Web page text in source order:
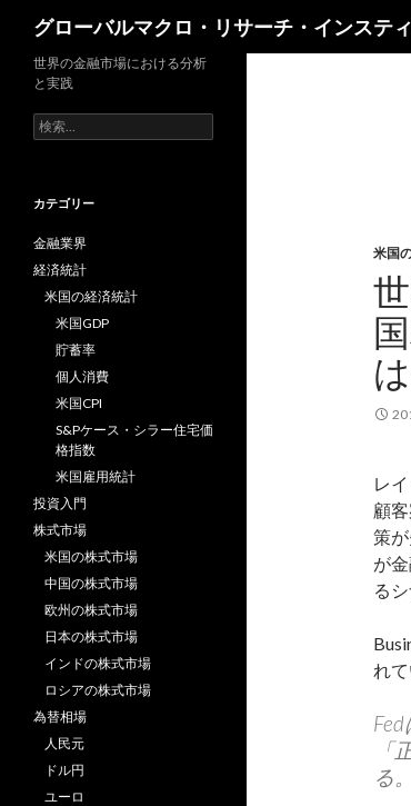
グローバルマクロ・リサーチ・インステ
米国
レ
顧
策
が
る
れて
る。
世界の金融市場における分析
と実践
検
索:
カテゴリー
金融業界
経済統計
米国の経済統計
米国GDP
貯蓄率
個人消費
米国CPI
S&Pケース・シラー住宅価
格指数
米国雇用統計
投資入門
株式市場
米国の株式市場
中国の株式市場
欧州の株式市場
日本の株式市場
インドの株式市場
ロシアの株式市場
為替相場
人民元
ドル円
ユーロ